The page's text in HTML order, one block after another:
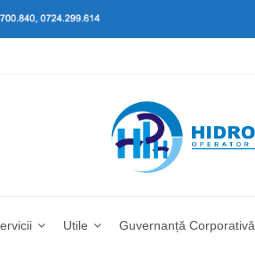
Utile Guvernanță Corporativă